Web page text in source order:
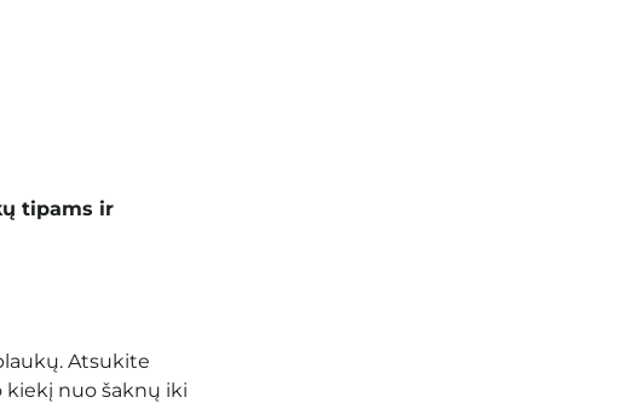
tipams ir
Atsukite
nuo šaknų iki